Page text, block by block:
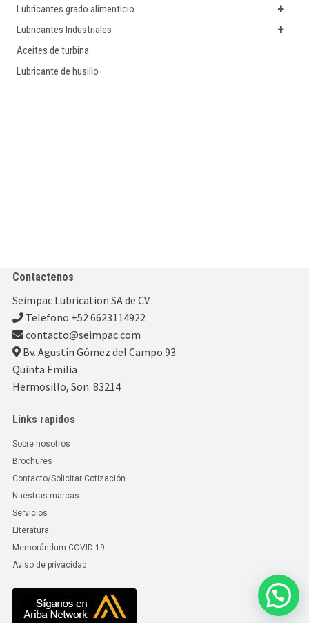
+
Lubricantes grado alimenticio
+
Lubricantes Industriales
Aceites de turbina
Lubricante de husillo
Contactenos
Seimpac Lubrication SA de CV
Telefono +52 6623114922
contacto@seimpac.com
Bv. Agustín Gómez del Campo 93
Quinta Emilia
Hermosillo, Son. 83214
Links rapidos
Sobre nosotros
Brochures
Contacto/Solicitar Cotización
Nuestras marcas
Servicios
Literatura
Memorándum COVID-19
Aviso de privacidad